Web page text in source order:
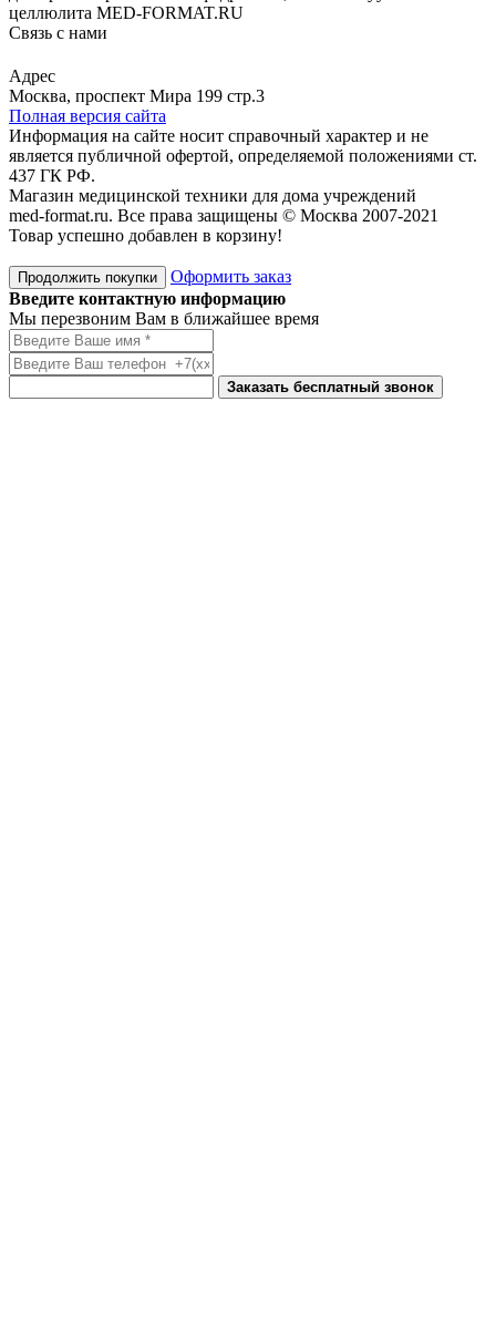
целлюлита MED-FORMAT.RU
Связь с нами
Адрес
Москва, проспект Мира 199 стр.3
Полная версия сайта
Информация на сайте носит справочный характер и не
является публичной офертой, определяемой положениями ст.
437 ГК РФ.
Магазин медицинской техники для дома учреждений
med-format.ru. Все права защищены © Москва 2007-2021
Товар успешно добавлен в корзину!
Продолжить покупки
Оформить заказ
Введите контактную информацию
Мы перезвоним Вам в ближайшее время
Заказать бесплатный звонок